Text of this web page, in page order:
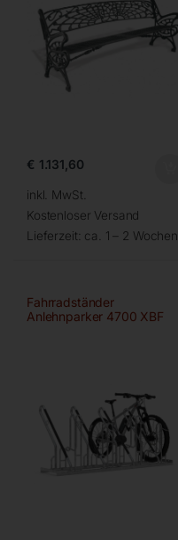
€ 1.131,60
inkl. MwSt.
Kostenloser Versand
Lieferzeit: ca. 1 – 2 Wochen
Fahrradständer
Anlehnparker 4700 XBF